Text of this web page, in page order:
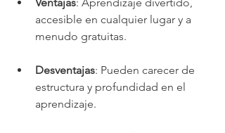
accesible en cualquier lugar y a
menudo gratuitas.
Desventajas: Pueden carecer de
estructura y profundidad en el
aprendizaje.